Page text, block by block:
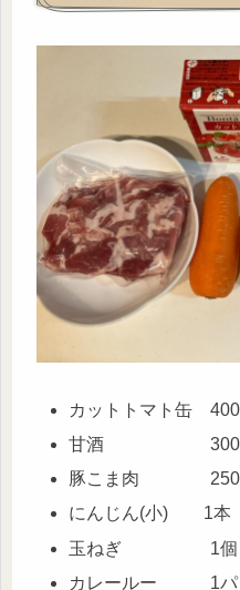
カットトマト缶
甘酒
豚こま肉
にんじん(小) 1本
玉ねぎ 1個
カレールー 1パ